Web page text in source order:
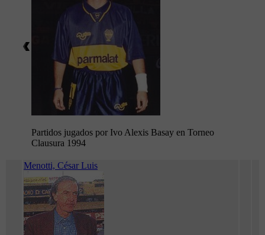
Partidos jugados por Ivo Alexis Basay en Torneo
Clausura 1994
Menotti, César Luis